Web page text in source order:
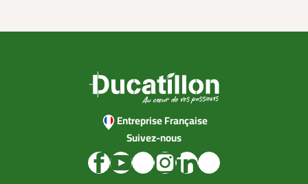
Entreprise Française
Suivez-nous